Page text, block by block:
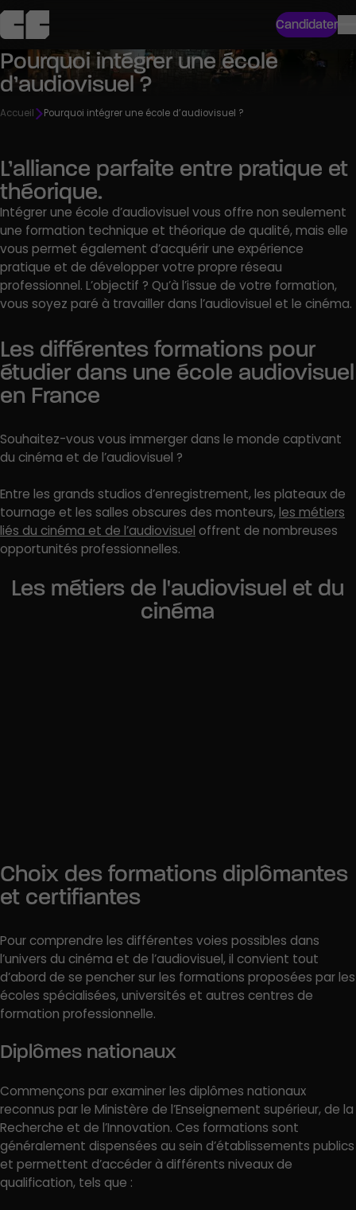
Candidater
Pourquoi intégrer une école
d’audiovisuel ?
Accueil Pourquoi intégrer une école d’audiovisuel ?
L’alliance parfaite entre pratique et
théorique.
Intégrer une école d’audiovisuel vous offre non seulement
une formation technique et théorique de qualité, mais elle
vous permet également d’acquérir une expérience
pratique et de développer votre propre réseau
professionnel. L’objectif ? Qu’à l’issue de votre formation,
vous soyez paré à travailler dans l’audiovisuel et le cinéma.
Les différentes formations pour
étudier dans une école audiovisuel
en France
Souhaitez-vous vous immerger dans le monde captivant
du cinéma et de l’audiovisuel ?
Entre les grands studios d’enregistrement, les plateaux de
tournage et les salles obscures des monteurs,les métiers
liés du cinéma et de l’audiovisuel offrent de nombreuses
opportunités professionnelles.
Les métiers de l'audiovisuel et du
cinéma
Choix des formations diplômantes
et certifiantes
Pour comprendre les différentes voies possibles dans
l’univers du cinéma et de l’audiovisuel, il convient tout
d’abord de se pencher sur les formations proposées par les
écoles spécialisées, universités et autres centres de
formation professionnelle.
Diplômes nationaux
Commençons par examiner les diplômes nationaux
reconnus par le Ministère de l’Enseignement supérieur, de la
Recherche et de l’Innovation. Ces formations sont
généralement dispensées au sein d’établissements publics
et permettent d’accéder à différents niveaux de
qualification, tels que :